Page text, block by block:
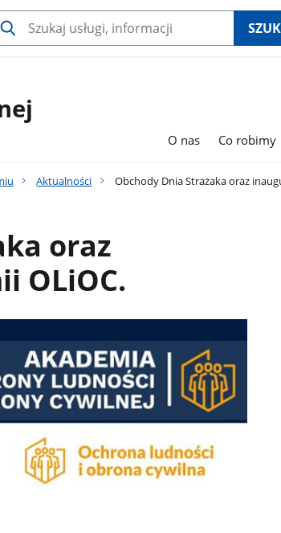
O nas Co robimy
Aktualności Obchody Dnia Strażaka oraz
oraz
OLiOC.